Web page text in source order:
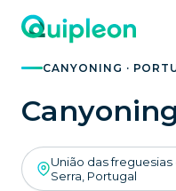
CANYONING ·
Canyoning
União das
Serra, Portugal